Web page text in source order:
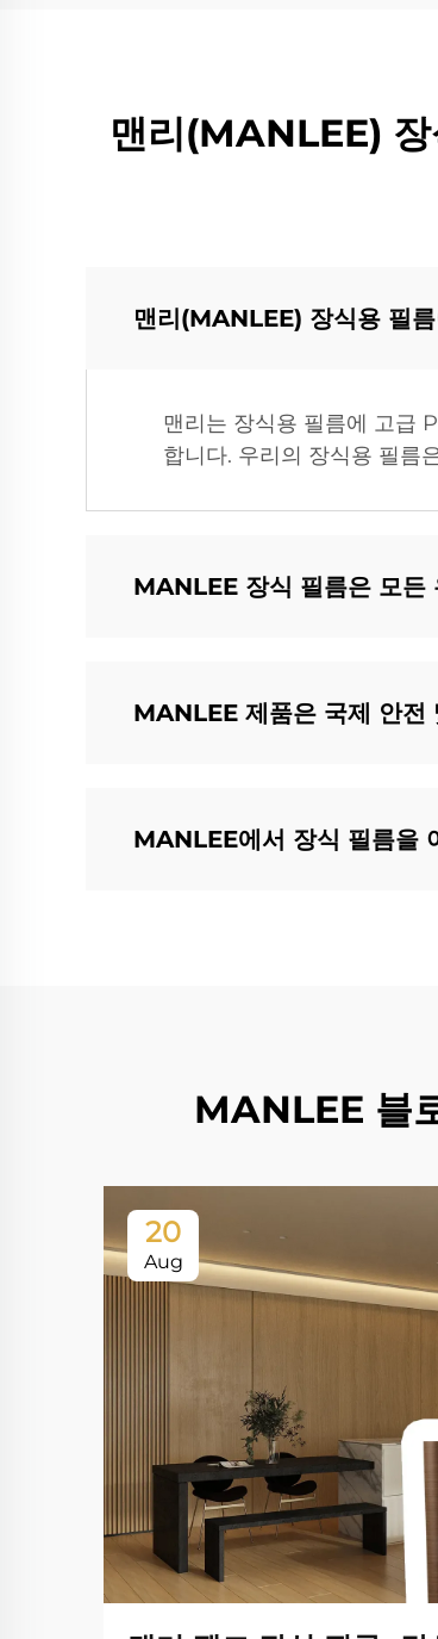
맨리(MANLEE)
맨리(MANLEE) 장식용 필
맨리는 장식용 필름에 고급
합니다. 우리의 장식용 필름
MANLEE 장식 필름은 모든
MANLEE 제품은 국제 안전
MANLEE에서 장식 필름을
MANLEE 블
20
Aug